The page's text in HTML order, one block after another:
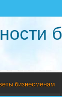
бизнесменам